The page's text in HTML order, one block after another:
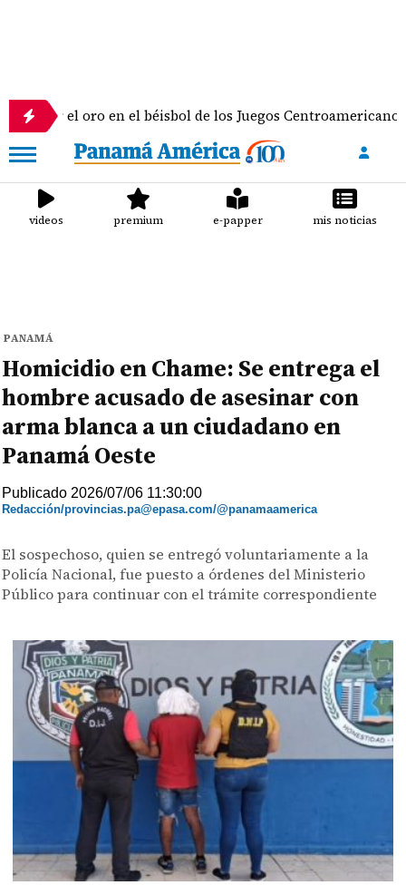
oro en el béisbol de los Juegos Centroamericanos y del
videos premium e-papper mis noticias
PANAMÁ
Homicidio en Chame: Se entrega el
hombre acusado de asesinar con
arma blanca a un ciudadano en
Panamá Oeste
Publicado 2026/07/06 11:30:00
Redacción/provincias.pa@epasa.com/@panamaamerica
El sospechoso, quien se entregó voluntariamente a la
Policía Nacional, fue puesto a órdenes del Ministerio
Público para continuar con el trámite correspondiente